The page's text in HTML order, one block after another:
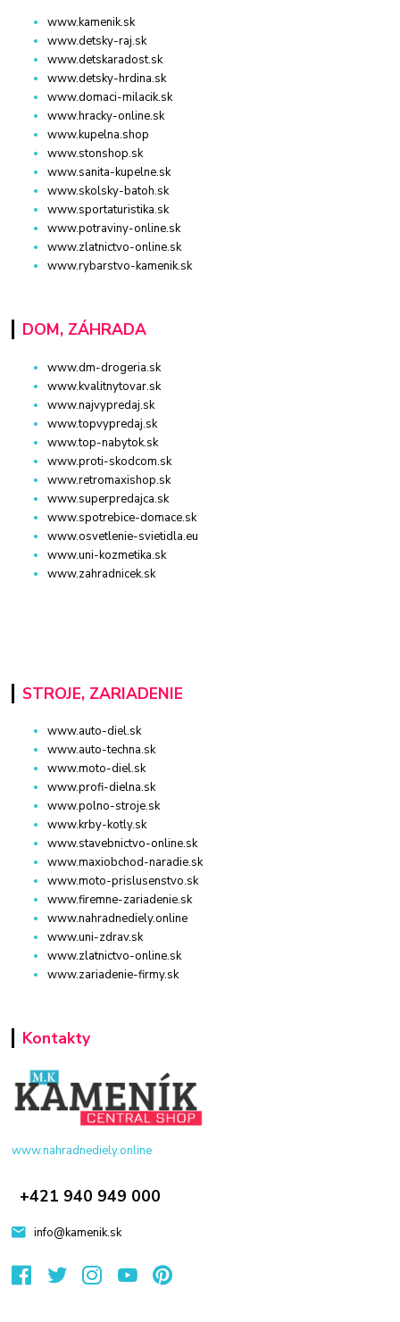
www.kamenik.sk
www.detsky-raj.sk
www.detskaradost.sk
www.detsky-hrdina.sk
www.domaci-milacik.sk
www.hracky-online.sk
www.kupelna.shop
www.stonshop.sk
www.sanita-kupelne.sk
www.skolsky-batoh.sk
www.sportaturistika.sk
www.potraviny-online.sk
www.zlatnictvo-online.sk
www.rybarstvo-kamenik.sk
DOM, ZÁHRADA
www.dm-drogeria.sk
www.kvalitnytovar.sk
www.najvypredaj.sk
www.topvypredaj.sk
www.top-nabytok.sk
www.proti-skodcom.sk
www.retromaxishop.sk
www.superpredajca.sk
www.spotrebice-domace.sk
www.osvetlenie-svietidla.eu
www.uni-kozmetika.sk
www.zahradnicek.sk
STROJE, ZARIADENIE
www.auto-diel.sk
www.auto-techna.sk
www.moto-diel.sk
www.profi-dielna.sk
www.polno-stroje.sk
www.krby-kotly.sk
www.stavebnictvo-online.sk
www.maxiobchod-naradie.sk
www.moto-prislusenstvo.sk
www.firemne-zariadenie.sk
www.nahradnediely.online
www.uni-zdrav.sk
www.zlatnictvo-online.sk
www.zariadenie-firmy.sk
Kontakty
www.nahradnediely.online
+421 940 949 000
info@kamenik.sk